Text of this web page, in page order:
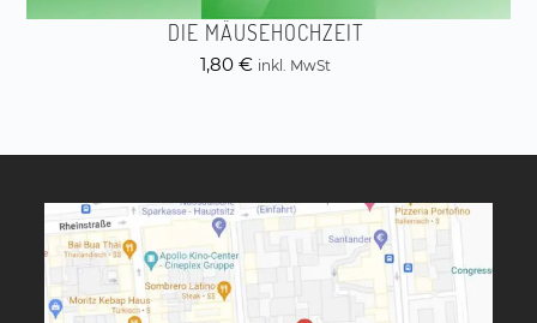
DIE MÄUSEHOCHZEIT
1,80 € inkl. MwSt